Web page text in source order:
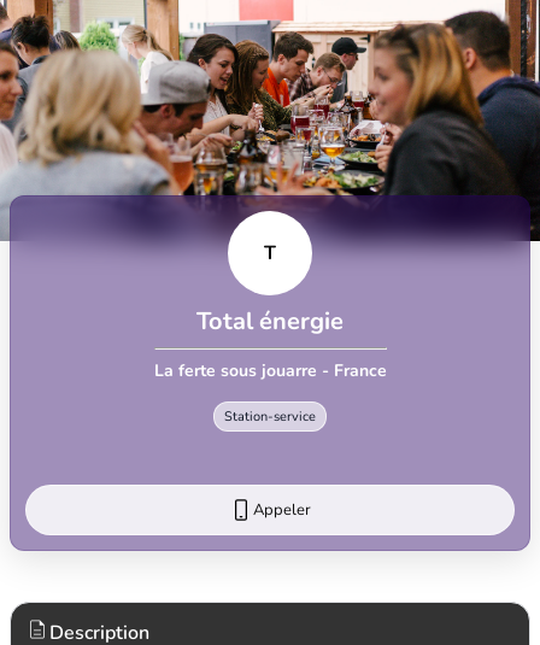
T
Total énergie
La ferte sous jouarre - France
Station-service
Appeler
Description